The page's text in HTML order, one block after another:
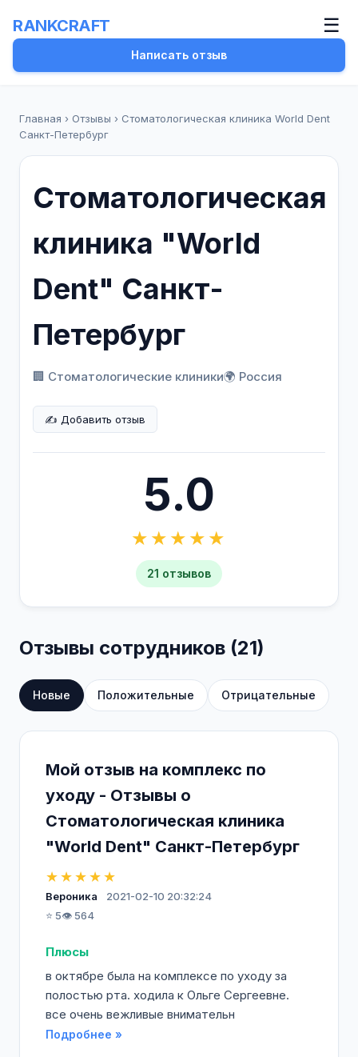
RANKCRAFT ☰
Написать отзыв
Главная › Отзывы › Стоматологическая клиника World Dent
Санкт-Петербург
Стоматологическая
клиника "World
Dent" Санкт-
Петербург
🏢 Стоматологические клиники🌍 Россия
✍️ Добавить отзыв
5.0
★★★★★
21 отзывов
Отзывы сотрудников (21)
Новые Положительные Отрицательные
Мой отзыв на комплекс по
уходу - Отзывы о
Стоматологическая клиника
"World Dent" Санкт-Петербург
★★★★★
Вероника
2021-02-10 20:32:24
⭐ 5👁️ 564
Плюсы
в октябре была на комплексе по уходу за
полостью рта. ходила к Ольге Сергеевне.
все очень вежливые внимательн
Подробнее »